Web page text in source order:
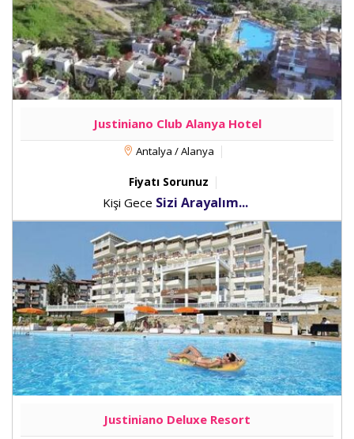
Justiniano Club Alanya Hotel
Antalya / Alanya
Fiyatı Sorunuz
Kişi Gece Sizi Arayalım...
Justiniano Deluxe Resort